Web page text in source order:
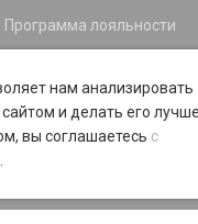
Программа лояльности
нам анализировать
и делать его лучше.
вы соглашаетесь с